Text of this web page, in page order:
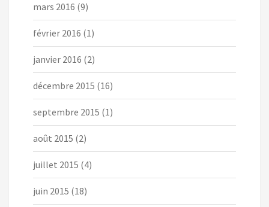
mars 2016 (9)
février 2016 (1)
janvier 2016 (2)
décembre 2015 (16)
septembre 2015 (1)
août 2015 (2)
juillet 2015 (4)
juin 2015 (18)